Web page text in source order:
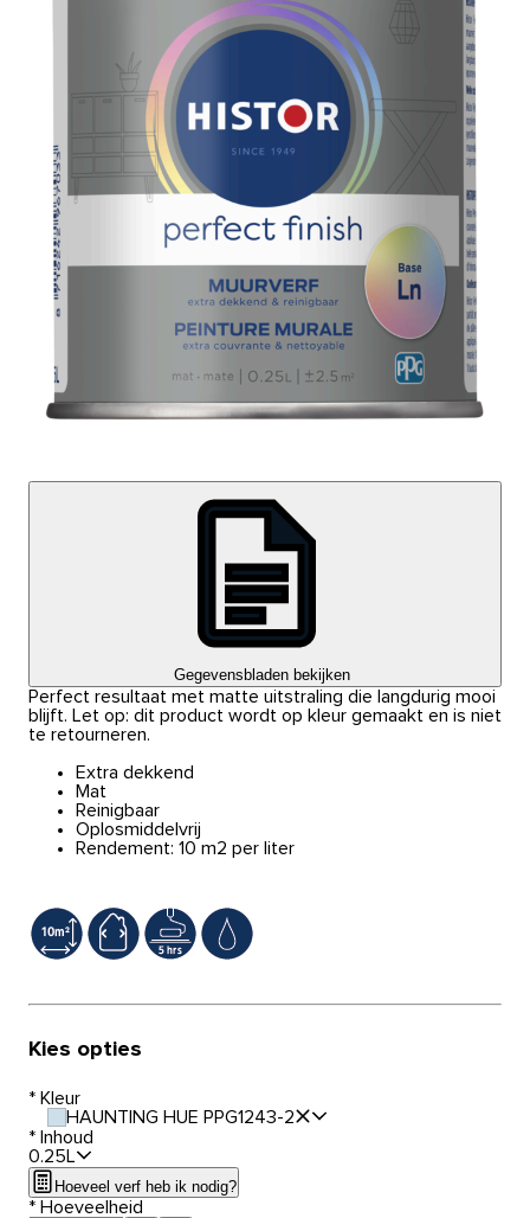
Gegevensbladen bekijken
Perfect resultaat met matte uitstraling die langdurig mooi
blijft. Let op: dit product wordt op kleur gemaakt en is niet
te retourneren.
Extra dekkend
Mat
Reinigbaar
Oplosmiddelvrij
Rendement: 10 m2 per liter
Kies opties
* Kleur
HAUNTING HUE PPG1243-2
* Inhoud
0.25L
Hoeveel verf heb ik nodig?
* Hoeveelheid